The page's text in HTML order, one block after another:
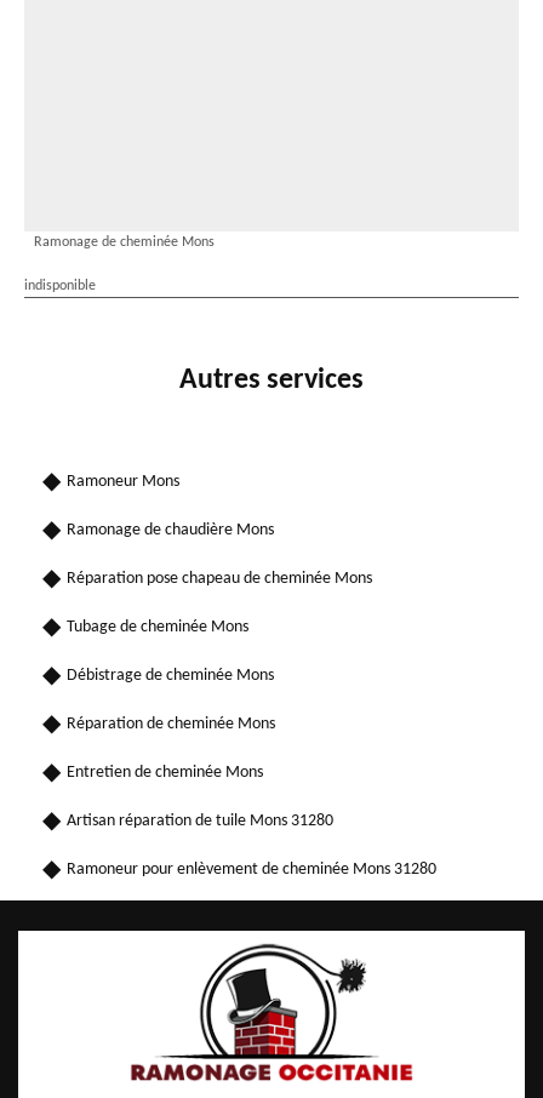
Ramonage de cheminée Mons
indisponible
Autres services
Ramoneur Mons
Ramonage de chaudière Mons
Réparation pose chapeau de cheminée Mons
Tubage de cheminée Mons
Débistrage de cheminée Mons
Réparation de cheminée Mons
Entretien de cheminée Mons
Artisan réparation de tuile Mons 31280
Ramoneur pour enlèvement de cheminée Mons 31280